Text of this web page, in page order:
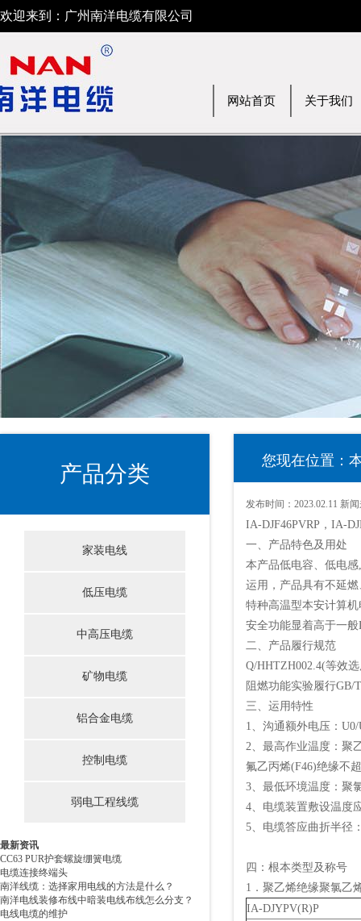
欢迎来到：广州南洋电缆有限公司
网站首页 关于我们
产品分类
家装电线
低压电缆
中高压电缆
矿物电缆
铝合金电缆
控制电缆
弱电工程线缆
最新资讯
CC63 PUR护套螺旋绷簧电缆
电缆连接终端头
南洋线缆：选择家用电线的方法是什么？
南洋电线装修布线中暗装电线布线怎么分支？
电线电缆的维护
您现在位置：
发布时间： 2023.02.11 新
IA-DJF46PVRP，IA-
一、产品特色及用处
本产品低电容、低电
运用，产品具有不延
特种高温型本安计算
安全功能显着高于一
二、产品履行规范
Q/HHTZH002.4(等效
阻燃功能实验履行GB/
三、运用特性
1、沟通额外电压：U0/
2、最高作业温度：聚
氟乙丙烯(F46)绝缘不
3、最低环境温度：聚
4、电缆装置敷设温度
5、电缆答应曲折半径
四：根本类型及称号
1．聚乙烯绝缘聚氯乙
IA-DJYPV(R)P